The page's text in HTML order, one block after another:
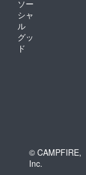
ソー
シャ
ル
グッ
ド
© CAMPFIRE,
Inc.